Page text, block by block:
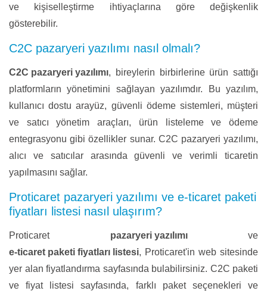
ve kişiselleştirme ihtiyaçlarına göre değişkenlik
gösterebilir.
C2C pazaryeri yazılımı nasıl olmalı?
C2C pazaryeri yazılımı, bireylerin birbirlerine ürün sattığı
platformların yönetimini sağlayan yazılımdır. Bu yazılım,
kullanıcı dostu arayüz, güvenli ödeme sistemleri, müşteri
ve satıcı yönetim araçları, ürün listeleme ve ödeme
entegrasyonu gibi özellikler sunar. C2C pazaryeri yazılımı,
alıcı ve satıcılar arasında güvenli ve verimli ticaretin
yapılmasını sağlar.
Proticaret pazaryeri yazılımı ve e-ticaret paketi
fiyatları listesi nasıl ulaşırım?
Proticaret pazaryeri yazılımıve
e-ticaret paketi fiyatları listesi, Proticaret'in web sitesinde
yer alan fiyatlandırma sayfasında bulabilirsiniz. C2C paketi
ve fiyat listesi sayfasında, farklı paket seçenekleri ve